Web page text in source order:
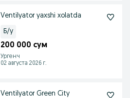
Ventilyator yaxshi xolatda
Б/у
200 000 сум
Ургенч
02 августа 2026 г.
Ventilyator Green City